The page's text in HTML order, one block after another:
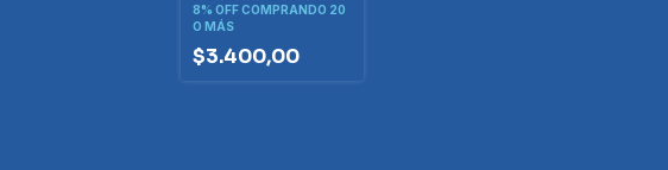
8% OFFCOMPRANDO 20
O MÁS
$3.400,00